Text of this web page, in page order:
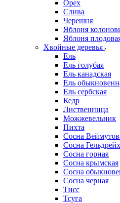
Орех
Слива
Черешня
Яблоня
Яблоня
Хвойные деревья
Ель
Ель голубая
Ель канадская
Ель
Ель сербская
Кедр
Лиственница
Можжевельник
Пихта
Сосна
Сосна
Сосна горная
Сосна крымская
Сосна
Сосна черная
Тисс
Тсуга